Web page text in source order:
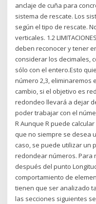
anclaje de cuña para
sistema de rescate. Los
según el tipo de rescate.
verticales. 1.2
deben reconocer y tener
considerar los decimales,
sólo con el entero.Esto
número 2,3, eliminaremos
cambio, si el objetivo es
redondeo llevará a dejar
poder trabajar con el
R Aunque R puede
que no siempre se desea
caso, se puede utilizar un
redondear números. Para
después del punto
comportamiento de
tienen que ser analizado
las secciones siguientes